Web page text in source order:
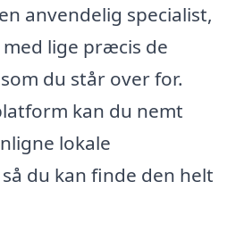
anvendelig specialist,
lige præcis de
du står over for.
kan du nemt
lokale
du kan finde den helt